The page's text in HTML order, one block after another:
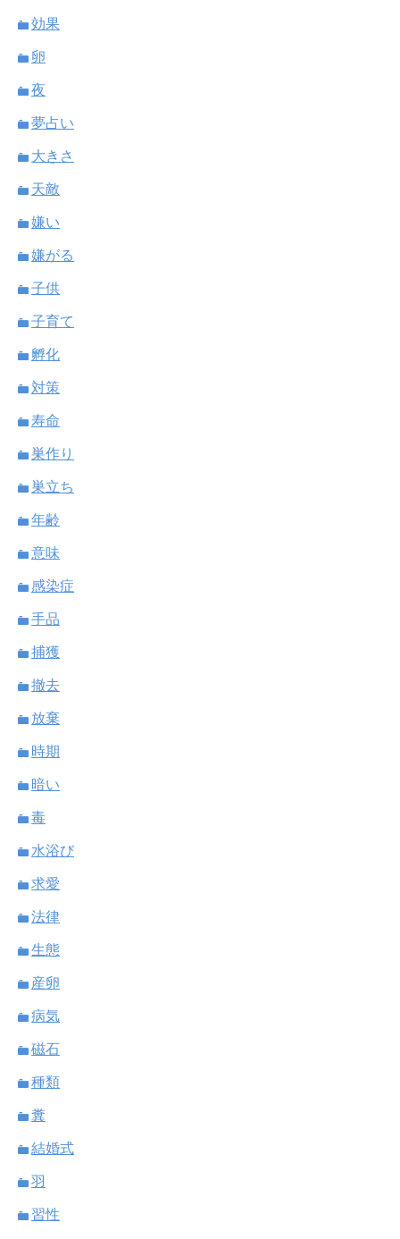
効果
卵
夜
夢占い
大きさ
天敵
嫌い
嫌がる
子供
子育て
孵化
対策
寿命
巣作り
巣立ち
年齢
意味
感染症
手品
捕獲
撤去
放棄
時期
暗い
毒
水浴び
求愛
法律
生態
産卵
病気
磁石
種類
糞
結婚式
羽
習性